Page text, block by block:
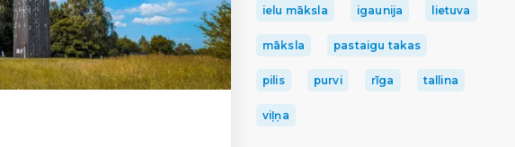
ielu māksla igaunija lietuva
māksla pastaigu takas
pilis purvi rīga tallina
viļņa